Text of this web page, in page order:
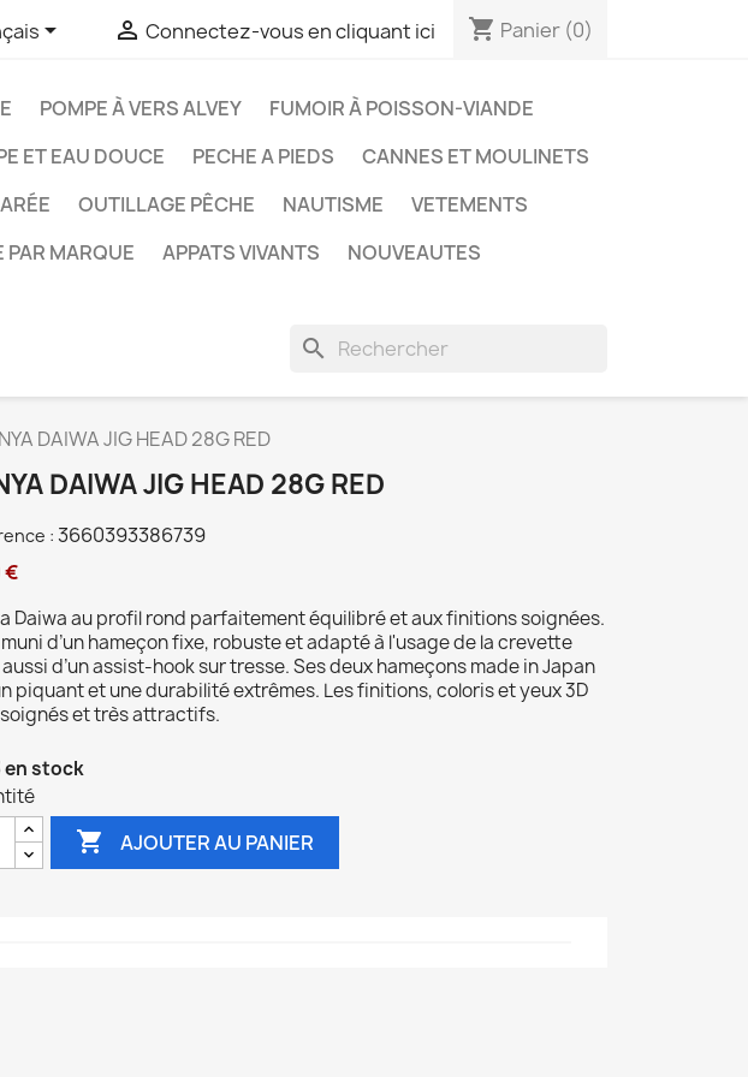
  Connectez-vous en cliquant ici shopping_cart Panier (0)
POMPE À VERS ALVEY
FUMOIR À POISSON-VIANDE
ET EAU DOUCE PECHE A PIEDS
CANNES ET MOULINETS
OUTILLAGE PÊCHE NAUTISME
VETEMENTS
MARQUE APPATS VIVANTS
NOUVEAUTES
search
DAIWA JIG HEAD 28G RED
DAIWA JIG HEAD 28G RED
: 3660393386739
€
Daiwa au profil rond parfaitement équilibré et aux finitions soignées.
d’un hameçon fixe, robuste et adapté à l'usage de la crevette
d’un assist-hook sur tresse. Ses deux hameçons made in Japan
piquant et une durabilité extrêmes. Les finitions, coloris et yeux 3D
et très attractifs.
en stock
 AJOUTER AU PANIER